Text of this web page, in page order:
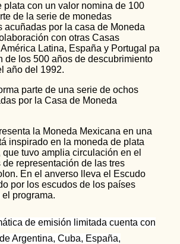
plata con un valor nomina de 100
de la serie de monedas
acuñadas por la casa de Moneda
con otras Casas
Latina, España y Portugal pa
de los 500 años de descubrimiento
año del 1992.
parte de una serie de ochos
por la Casa de Moneda
la Moneda Mexicana en una
inspirado en la moneda de plata
tuvo amplia circulación en el
de representación de las tres
En el anverso lleva el Escudo
por los escudos de los países
programa.
de emisión limitada cuenta con
Argentina, Cuba, España,